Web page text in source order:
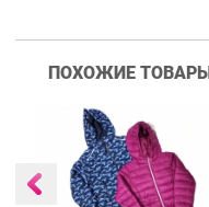
ПОХОЖИЕ ТОВАРЫ